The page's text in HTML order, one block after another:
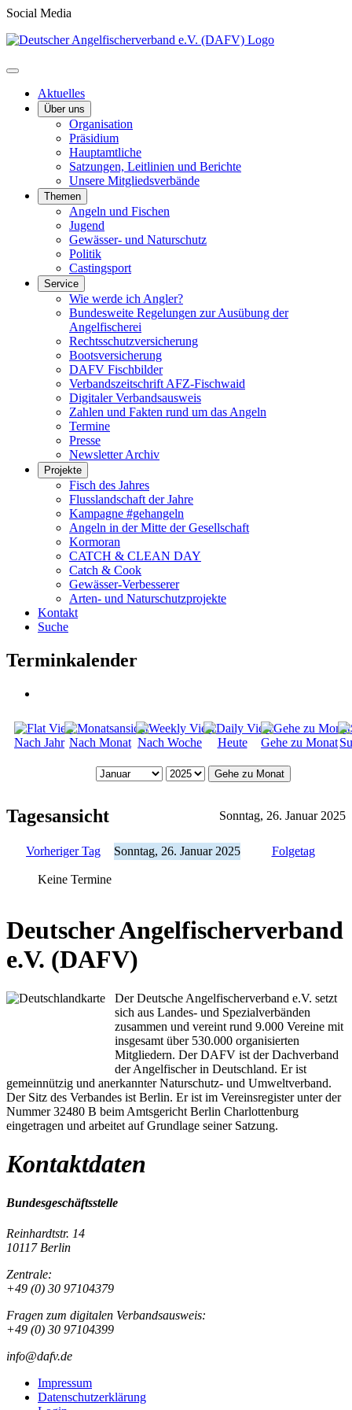
Social Media
Aktuelles
Über uns
Organisation
Präsidium
Hauptamtliche
Satzungen, Leitlinien und Berichte
Unsere Mitgliedsverbände
Themen
Angeln und Fischen
Jugend
Gewässer- und Naturschutz
Politik
Castingsport
Service
Wie werde ich Angler?
Bundesweite Regelungen zur Ausübung der
Angelfischerei
Rechtsschutzversicherung
Bootsversicherung
DAFV Fischbilder
Verbandszeitschrift AFZ-Fischwaid
Digitaler Verbandsausweis
Zahlen und Fakten rund um das Angeln
Termine
Presse
Newsletter Archiv
Projekte
Fisch des Jahres
Flusslandschaft der Jahre
Kampagne #gehangeln
Angeln in der Mitte der Gesellschaft
Kormoran
CATCH & CLEAN DAY
Catch & Cook
Gewässer-Verbesserer
Arten- und Naturschutzprojekte
Kontakt
Suche
Terminkalender
Nach Jahr Nach Monat Nach Woche Heute Gehe zu Monat
Gehe zu Monat
Tagesansicht Sonntag, 26. Januar 2025
Vorheriger Tag Sonntag, 26. Januar 2025 Folgetag
Keine Termine
Deutscher Angelfischerverband
e.V. (DAFV)
Der Deutsche Angelfischerverband e.V. setzt
sich aus Landes- und Spezialverbänden
zusammen und vereint rund 9.000 Vereine mit
insgesamt über 530.000 organisierten
Mitgliedern. Der DAFV ist der Dachverband
der Angelfischer in Deutschland. Er ist
gemeinnützig und anerkannter Naturschutz- und Umweltverband.
Der Sitz des Verbandes ist Berlin. Er ist im Vereinsregister unter der
Nummer 32480 B beim Amtsgericht Berlin Charlottenburg
eingetragen und arbeitet auf Grundlage seiner Satzung.
Kontaktdaten
Bundesgeschäftsstelle
Reinhardtstr. 14
10117 Berlin
Zentrale:
+49 (0) 30 97104379
Fragen zum digitalen Verbandsausweis:
+49 (0) 30 97104399
info@dafv.de
Impressum
Datenschutzerklärung